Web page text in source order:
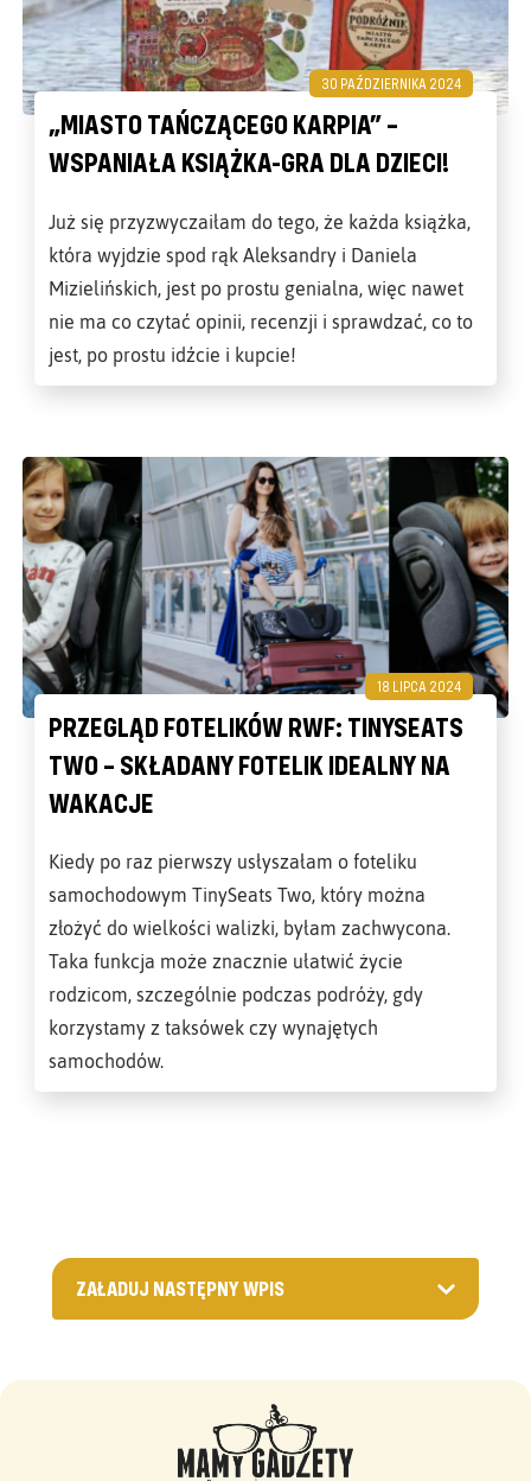
30 PAŹDZIERNIKA 2024
„MIASTO TAŃCZĄCEGO KARPIA” –
WSPANIAŁA KSIĄŻKA-GRA DLA DZIECI!
Już się przyzwyczaiłam do tego, że każda książka,
która wyjdzie spod rąk Aleksandry i Daniela
Mizielińskich, jest po prostu genialna, więc nawet
nie ma co czytać opinii, recenzji i sprawdzać, co to
jest, po prostu idźcie i kupcie!
18 LIPCA 2024
PRZEGLĄD FOTELIKÓW RWF: TINYSEATS
TWO – SKŁADANY FOTELIK IDEALNY NA
WAKACJE
Kiedy po raz pierwszy usłyszałam o foteliku
samochodowym TinySeats Two, który można
złożyć do wielkości walizki, byłam zachwycona.
Taka funkcja może znacznie ułatwić życie
rodzicom, szczególnie podczas podróży, gdy
korzystamy z taksówek czy wynajętych
samochodów.
ZAŁADUJ NASTĘPNY WPIS